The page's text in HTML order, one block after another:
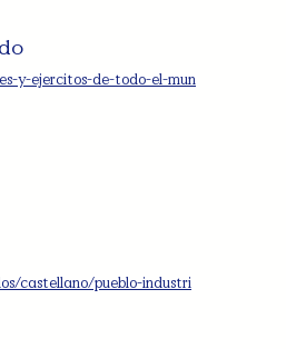
y-ejercitos-de-todo-el-mun
castellano/pueblo-industri